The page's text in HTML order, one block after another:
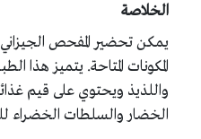
الخلاصة
يمكن تحضير المفحص
المكونات المتاحة. يتميز هذا
واللذيذ ويحتوي على قيم
الخضار والسلطات الخضراء